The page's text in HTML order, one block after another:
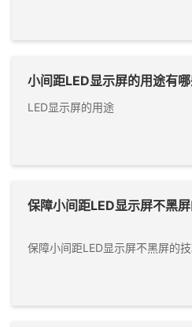
小间距LED显示屏的用途有
LED显示屏的用途
保障小间距LED显示屏不黑
保障小间距LED显示屏不黑屏的